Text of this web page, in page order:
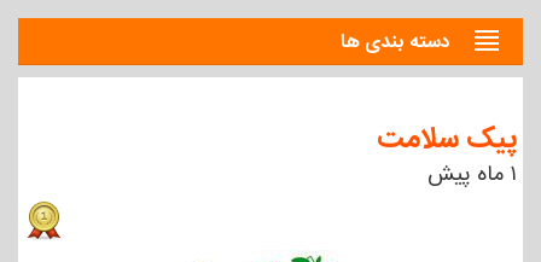
دسته بندی ها
پیک سلامت
۱ ماه پیش